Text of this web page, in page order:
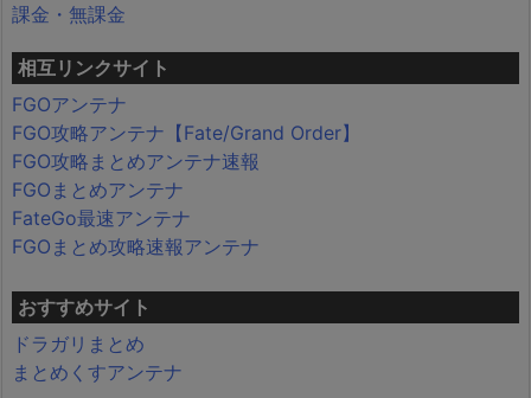
課金・無課金
相互リンクサイト
FGOアンテナ
FGO攻略アンテナ【Fate/Grand Order】
FGO攻略まとめアンテナ速報
FGOまとめアンテナ
FateGo最速アンテナ
FGOまとめ攻略速報アンテナ
おすすめサイト
ドラガリまとめ
まとめくすアンテナ